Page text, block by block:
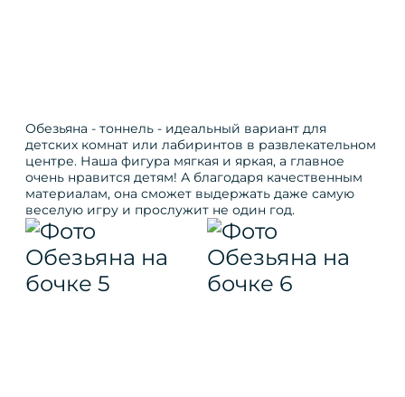
Обезьяна - тоннель - идеальный вариант для
детских комнат или лабиринтов в развлекательном
центре. Наша фигура мягкая и яркая, а главное
очень нравится детям! А благодаря качественным
материалам, она сможет выдержать даже самую
веселую игру и прослужит не один год.